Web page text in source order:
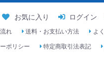
お気に入り ログイン
れ 送料・お支払い方法 よ
ポリシー
特定商取引法表記